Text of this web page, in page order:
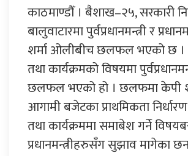
काठमाण्डौँ । बैशाख–२५, सरकारी
बालुवाटारमा पुर्वप्रधानमन्त्री र
शर्मा ओलीबीच छलफल भएको छ ।
तथा कार्यक्रमको विषयमा
छलफल भएको हो । छलफमा केपी
आगामी बजेटका प्राथमिकता
तथा कार्यक्रममा समाबेश गर्ने
प्रधानमन्त्रीहरुसँग सुझाव मागेका